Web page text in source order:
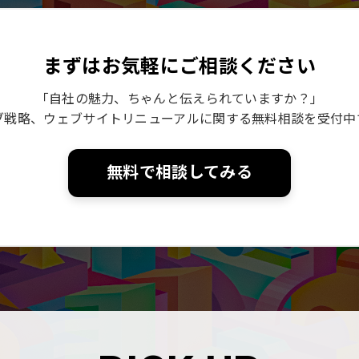
まずはお気軽にご相談ください
「自社の魅力、ちゃんと伝えられていますか？」
戦略、ウェブサイトリニューアルに関する無料相談を受付中
無料で相談してみる